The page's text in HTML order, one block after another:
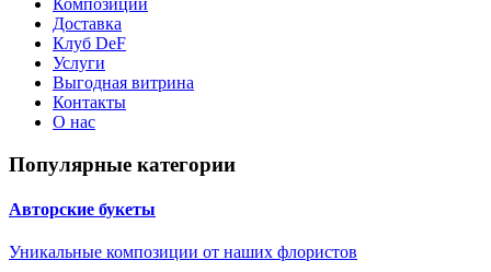
Композиции
Доставка
Клуб DeF
Услуги
Выгодная витрина
Контакты
О нас
Популярные категории
Авторские букеты
Уникальные композиции от наших флористов